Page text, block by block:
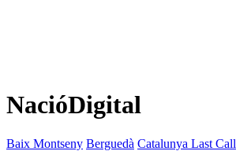
NacióDigital
Baix Montseny Berguedà Catalunya Last Call